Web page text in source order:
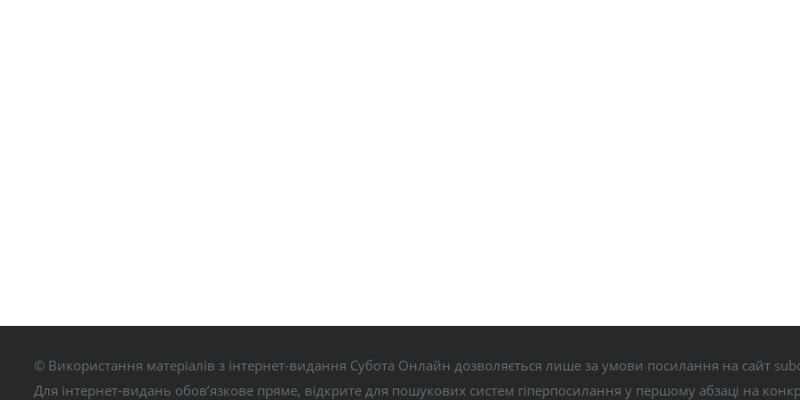
© Використання матеріалів з інтернет-видання Субота Онлайн дозволяється лише за умови посилання на сайт
Для інтернет-видань обов’язкове пряме, відкрите для пошукових систем гіперпосилання у першому абзаці на